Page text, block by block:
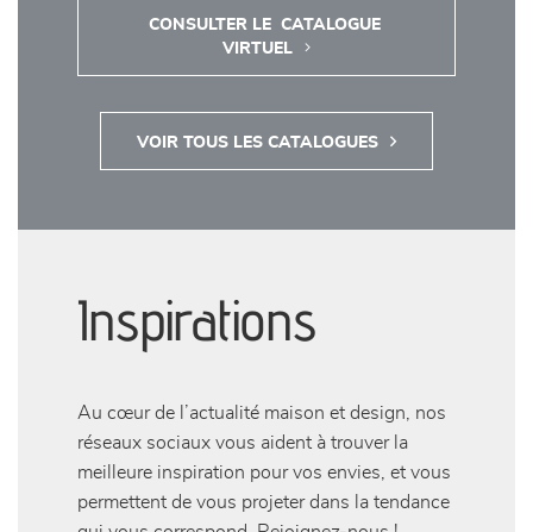
CONSULTER LE  CATALOGUE
VIRTUEL
VOIR TOUS LES CATALOGUES
Inspirations
Au cœur de l’actualité maison et design, nos
réseaux sociaux vous aident à trouver la
meilleure inspiration pour vos envies, et vous
permettent de vous projeter dans la tendance